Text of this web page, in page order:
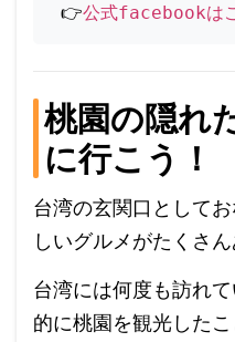
👉公式facebookは
桃園の隠れ
に行こう！
台湾の玄関口として
しいグルメがたくさん
台湾には何度も訪れ
的に桃園を観光した